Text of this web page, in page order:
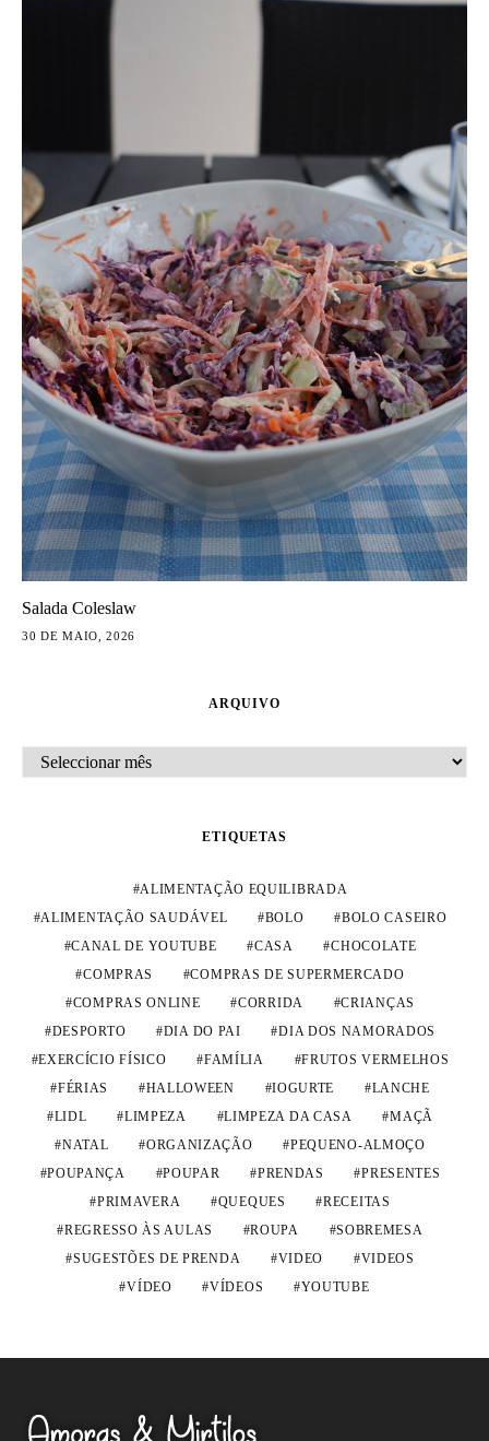
Salada Coleslaw
30 DE MAIO, 2026
ARQUIVO
ARQUIVO
ETIQUETAS
ALIMENTAÇÃO EQUILIBRADA
ALIMENTAÇÃO SAUDÁVEL
BOLO
BOLO CASEIRO
CANAL DE YOUTUBE
CASA
CHOCOLATE
COMPRAS
COMPRAS DE SUPERMERCADO
COMPRAS ONLINE
CORRIDA
CRIANÇAS
DESPORTO
DIA DO PAI
DIA DOS NAMORADOS
EXERCÍCIO FÍSICO
FAMÍLIA
FRUTOS VERMELHOS
FÉRIAS
HALLOWEEN IOGURTE
LANCHE
LIDL
LIMPEZA LIMPEZA DA CASA
MAÇÃ
NATAL
ORGANIZAÇÃO
PEQUENO-ALMOÇO
POUPANÇA
POUPAR PRENDAS
PRESENTES
PRIMAVERA
QUEQUES
RECEITAS
REGRESSO ÀS AULAS
ROUPA
SOBREMESA
SUGESTÕES DE PRENDA
VIDEO
VIDEOS
VÍDEO
VÍDEOS YOUTUBE